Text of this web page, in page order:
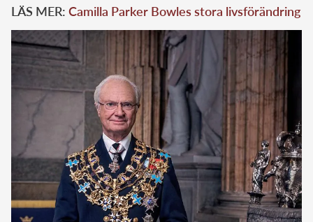
LÄS MER: Camilla Parker Bowles stora livsförändring